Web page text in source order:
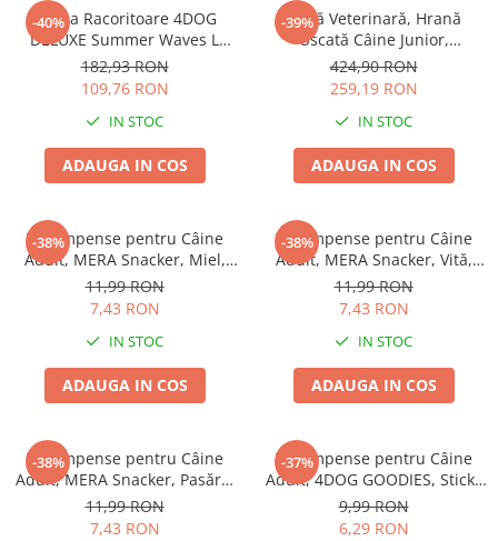
Delicii Rozătoare
Batoane Rozătoare
Îngrijire Rozătoare
Așternut Igienic Rozătoare
Cuști Rozătoare
Pești
Acvarii
Accesorii Acvarii
Hrană Pești
Hrană Broaște Țestoase
Întreținere Acvariu
Tratament Apă
-40%
Saltea Racoritoare 4DOG
DELUXE Summer Waves L
77x46cm
182,93 RON
109,76 RON
IN STOC
ADAUGA IN COS
-39%
Dietă Veterinară, Hrană
Uscată Câine Junior,
EXCLUSION Intestinal, Toate
Rasele, Porc și Orez, 12kg
424,90 RON
259,19 RON
IN STOC
ADAUGA IN COS
-38%
Recompense pentru Câine
Adult, MERA Snacker, Miel,
200g
11,99 RON
7,43 RON
IN STOC
ADAUGA IN COS
-38%
Recompense pentru Câine
Adult, MERA Snacker, Vită,
200g
11,99 RON
7,43 RON
IN STOC
ADAUGA IN COS
-38%
Recompense pentru Câine
Adult, MERA Snacker, Pasăre,
200g
11,99 RON
7,43 RON
-37%
Recompense pentru Câine
Adult, 4DOG GOODIES, Sticks
din Orez, Talie Mică, 12 cm, 6
bucăți/pungă
9,99 RON
6,29 RON